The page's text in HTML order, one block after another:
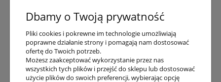
Numer konta
PayPo kupujesz, nie płacisz
Progi rabatowe
Promocje
Dostawa
Dbamy o Twoją prywatność
Pliki cookies i pokrewne im technologie umożliwiają
poprawne działanie strony i pomagają nam dostosować
ofertę do Twoich potrzeb.
Możesz zaakceptować wykorzystanie przez nas
wszystkich tych plików i przejść do sklepu lub dostosować
użycie plików do swoich preferencji, wybierając opcję